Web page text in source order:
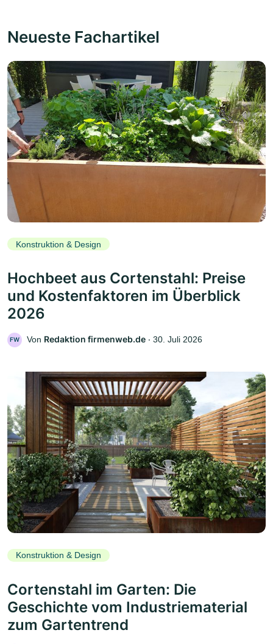
Neueste Fachartikel
Konstruktion & Design
Hochbeet aus Cortenstahl: Preise
und Kostenfaktoren im Überblick
2026
FW Von Redaktion firmenweb.de ‧ 30. Juli 2026
Konstruktion & Design
Cortenstahl im Garten: Die
Geschichte vom Industriematerial
zum Gartentrend